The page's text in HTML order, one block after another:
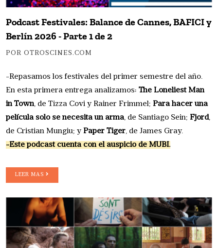
Podcast Festivales: Balance de Cannes, BAFICI y
Berlín 2026 - Parte 1 de 2
POR OTROSCINES.COM
-Repasamos los festivales del primer semestre del año.
En esta primera entrega analizamos: The Loneliest Man
in Town, de Tizza Covi y Rainer Frimmel; Para hacer una
película solo se necesita un arma, de Santiago Sein; Fjord,
de Cristian Mungiu; y Paper Tiger, de James Gray.
-Este podcast cuenta con el auspicio de MUBI.
LEER MAS